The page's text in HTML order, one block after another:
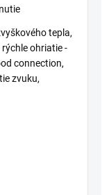
tepla,
ohriatie -
connection,
zvuku,